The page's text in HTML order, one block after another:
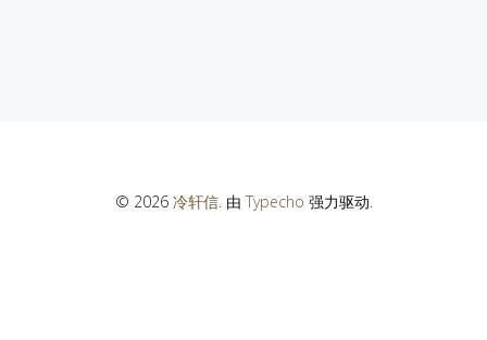
© 2026 冷轩信. 由 Typecho 强力驱动.